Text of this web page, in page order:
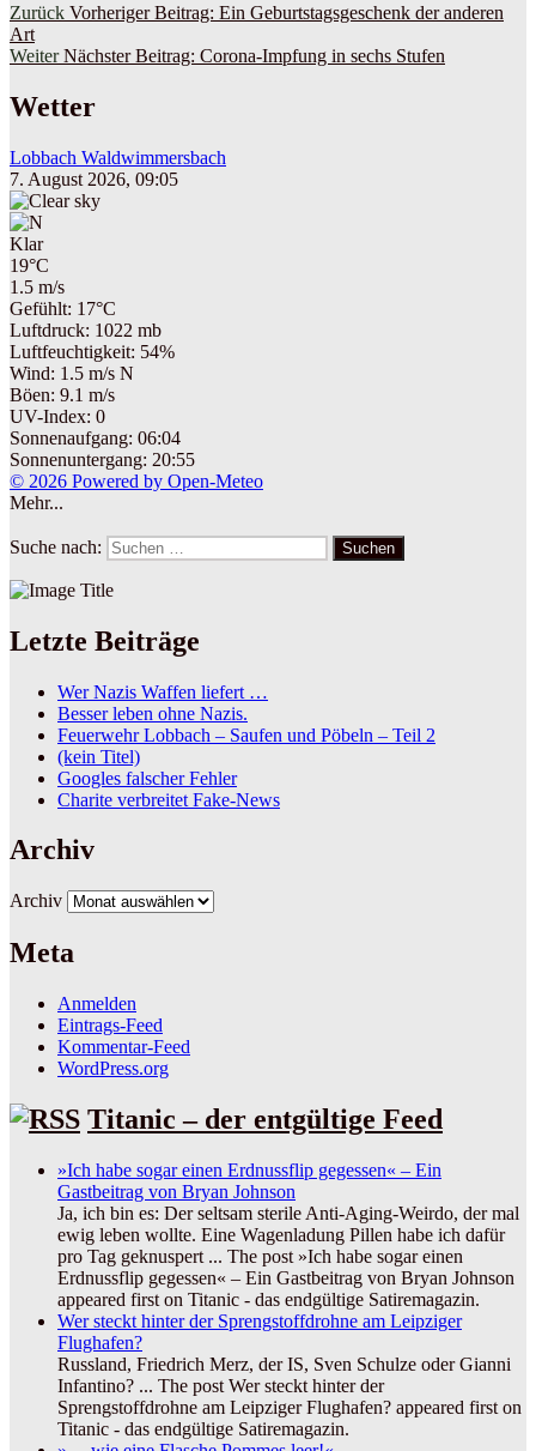
Zurück Vorheriger Beitrag: Ein Geburtstagsgeschenk der anderen
Art
Weiter Nächster Beitrag: Corona-Impfung in sechs Stufen
Wetter
Lobbach Waldwimmersbach
7. August 2026, 09:05
Klar
19°C
1.5 m/s
Gefühlt: 17°C
Luftdruck: 1022 mb
Luftfeuchtigkeit: 54%
Wind: 1.5 m/s N
Böen: 9.1 m/s
UV-Index: 0
Sonnenaufgang: 06:04
Sonnenuntergang: 20:55
© 2026 Powered by Open-Meteo
Mehr...
Suche nach: Suchen
Letzte Beiträge
Wer Nazis Waffen liefert …
Besser leben ohne Nazis.
Feuerwehr Lobbach – Saufen und Pöbeln – Teil 2
(kein Titel)
Googles falscher Fehler
Charite verbreitet Fake-News
Archiv
Archiv
Meta
Anmelden
Eintrags-Feed
Kommentar-Feed
WordPress.org
Titanic – der entgültige Feed
»Ich habe sogar einen Erdnussflip gegessen« – Ein
Gastbeitrag von Bryan Johnson
Ja, ich bin es: Der seltsam sterile Anti-Aging-Weirdo, der mal
ewig leben wollte. Eine Wagenladung Pillen habe ich dafür
pro Tag geknuspert ... The post »Ich habe sogar einen
Erdnussflip gegessen« – Ein Gastbeitrag von Bryan Johnson
appeared first on Titanic - das endgültige Satiremagazin.
Wer steckt hinter der Sprengstoffdrohne am Leipziger
Flughafen?
Russland, Friedrich Merz, der IS, Sven Schulze oder Gianni
Infantino? ... The post Wer steckt hinter der
Sprengstoffdrohne am Leipziger Flughafen? appeared first on
Titanic - das endgültige Satiremagazin.